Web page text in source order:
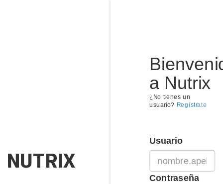
NUTRIX
a Nutrix
¿No tienes un
usuario? Regístrate
Usuario
Contraseña